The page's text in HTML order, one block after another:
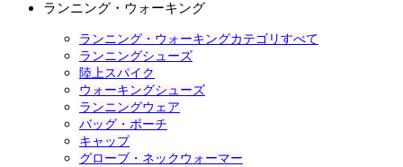
ランニング・ウォーキング
ランニング・ウォーキングカテゴリすべて
ランニングシューズ
陸上スパイク
ウォーキングシューズ
ランニングウェア
バッグ・ポーチ
キャップ
グローブ・ネックウォーマー